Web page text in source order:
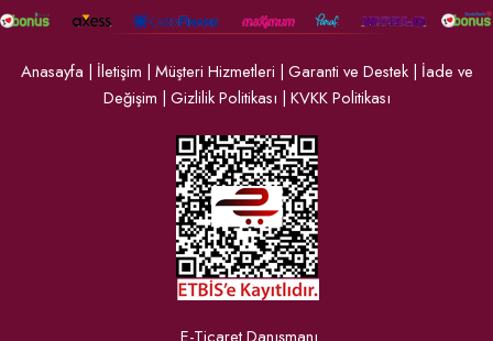
Anasayfa | İletişim | Müşteri Hizmetleri | Garanti ve Destek| İade ve
Değişim | Gizlilik Politikası | KVKK Politikası